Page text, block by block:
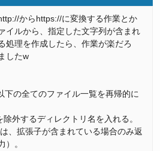
からhttps://に変換する作業とか
イルから、指定した文字列が含まれ
処理を作成したら、作業が楽だろ
したw
下の全てのファイル一覧を再帰的に
外するディレクトリ名を入れる。
、拡張子が含まれている場合のみ返
）。